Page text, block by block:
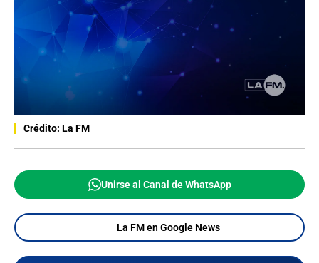
Crédito: La FM
Unirse al Canal de WhatsApp
La FM en Google News